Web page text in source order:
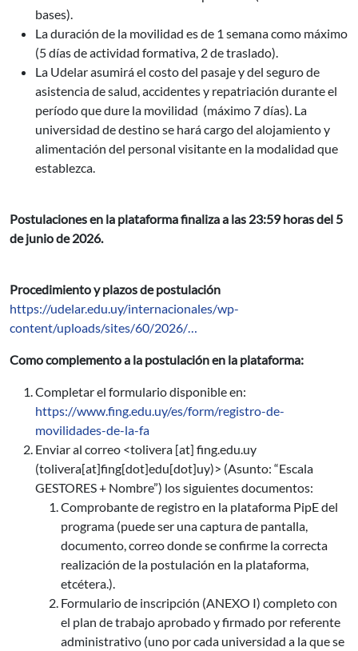
bases).
La duración de la movilidad es de 1 semana como máximo
(5 días de actividad formativa, 2 de traslado).
La Udelar asumirá el costo del pasaje y del seguro de
asistencia de salud, accidentes y repatriación durante el
período que dure la movilidad (máximo 7 días). La
universidad de destino se hará cargo del alojamiento y
alimentación del personal visitante en la modalidad que
establezca.
Postulaciones en la plataforma finaliza a las 23:59 horas del 5
de junio de 2026.
Procedimiento y plazos de postulación
https://udelar.edu.uy/internacionales/wp-
content/uploads/sites/60/2026/…
Como complemento a la postulación en la plataforma:
Completar el formulario disponible en:
https://www.fing.edu.uy/es/form/registro-de-
movilidades-de-la-fa
Enviar al correo <tolivera [at] fing.edu.uy
(tolivera[at]fing[dot]edu[dot]uy)> (Asunto: “Escala
GESTORES + Nombre”) los siguientes documentos:
Comprobante de registro en la plataforma PipE del
programa (puede ser una captura de pantalla,
documento, correo donde se confirme la correcta
realización de la postulación en la plataforma,
etcétera.).
Formulario de inscripción (ANEXO I) completo con
el plan de trabajo aprobado y firmado por referente
administrativo (uno por cada universidad a la que se